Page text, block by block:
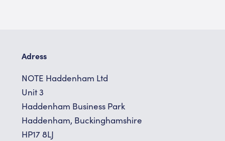
Adress
NOTE Haddenham Ltd
Unit 3
Haddenham Business Park
Haddenham, Buckinghamshire
HP17 8LJ